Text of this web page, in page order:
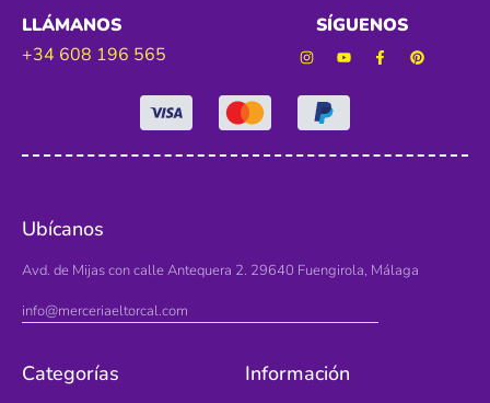
LLÁMANOS
+34 608 196 565
SÍGUENOS
Ubícanos
Avd. de Mijas con calle Antequera 2. 29640 Fuengirola, Málaga
info@merceriaeltorcal.com
Categorías Información